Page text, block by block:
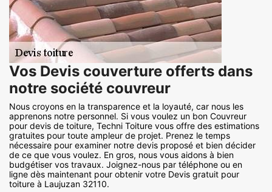
Vos Devis couverture offerts dans
notre société couvreur
Nous croyons en la transparence et la loyauté, car nous les
apprenons notre personnel. Si vous voulez un bon Couvreur
pour devis de toiture, Techni Toiture vous offre des estimations
gratuites pour toute ampleur de projet. Prenez le temps
nécessaire pour examiner notre devis proposé et bien décider
de ce que vous voulez. En gros, nous vous aidons à bien
budgétiser vos travaux. Joignez-nous par téléphone ou en
ligne dès maintenant pour obtenir votre Devis gratuit pour
toiture à Laujuzan 32110.